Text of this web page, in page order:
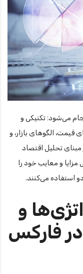
می‌شود: تکنیکی و
قیمت، الگوهای بازار، و
مبنای تحلیل اقتصاد
و معایب خود را
استفاده می‌کنند.
و
فارکس